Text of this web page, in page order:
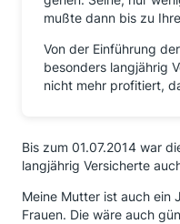
mußte dann bis zu
Von der Einführung
besonders langjährig
nicht mehr profitiert,
Bis zum 01.07.2014 war
langjährig Versicherte
Meine Mutter ist auch ein
Frauen. Die wäre auch